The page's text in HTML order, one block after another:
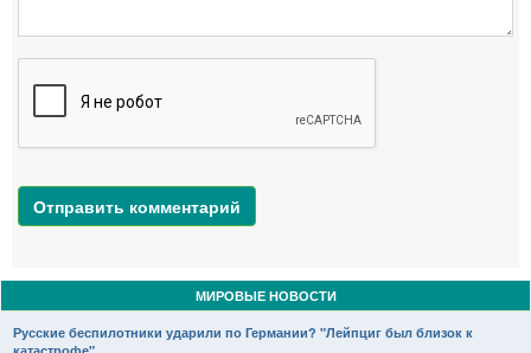
Отправить комментарий
МИРОВЫЕ НОВОСТИ
Русские беспилотники ударили по Германии? "Лейпциг был близок к